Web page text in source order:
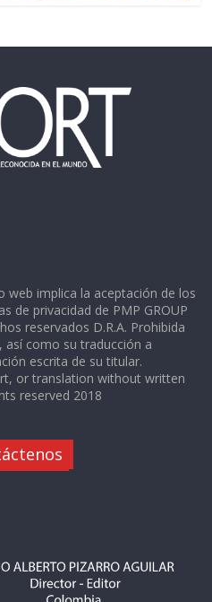
web implica la aceptación de los
de privacidad de PMP GROUP
reservados D.R.A. Prohibida
como su traducción a
escrita de su titular.
or translation without written
reserved 2018